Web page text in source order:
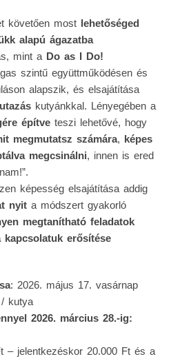
követően most lehetőséged
alapú ágazatba
mint a Do as I Do!
szintű együttműködésen és
alapszik, és elsajátítása
kutyánkkal. Lényegében a
építve teszi lehetővé, hogy
megmutatsz számára, képes
megcsinálni, innen is ered
képesség elsajátítása addig
nyit a módszert gyakorló
megtanítható feladatok
erősítése
: 2026. május 17. vasárnap
kutya
2026. március 28.-ig:
– jelentkezéskor 20.000 Ft és a